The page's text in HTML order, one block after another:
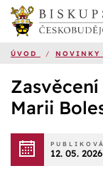
ÚVOD / NOVINKY
Marii
12. 05. 2026